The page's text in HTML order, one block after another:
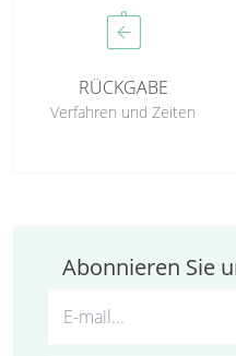
assignment_return
RÜCKGABE
Verfahren und Zeiten
Abonnieren Sie